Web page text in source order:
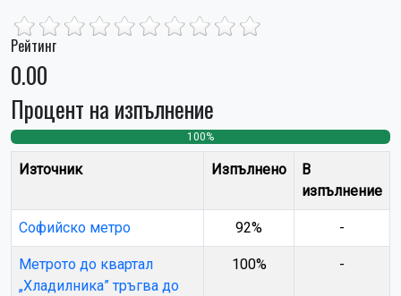
Рейтинг
0.00
Процент на изпълнение
100%
Източник Изпълнено
В
изпълнение
Софийско метро 92% -
Метрото до квартал
„Хладилника” тръгва до
100% -